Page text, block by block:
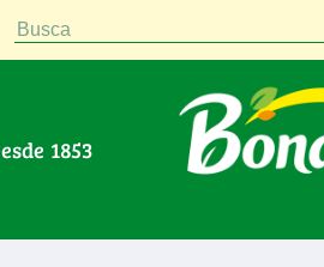
Busca
Desde 1853